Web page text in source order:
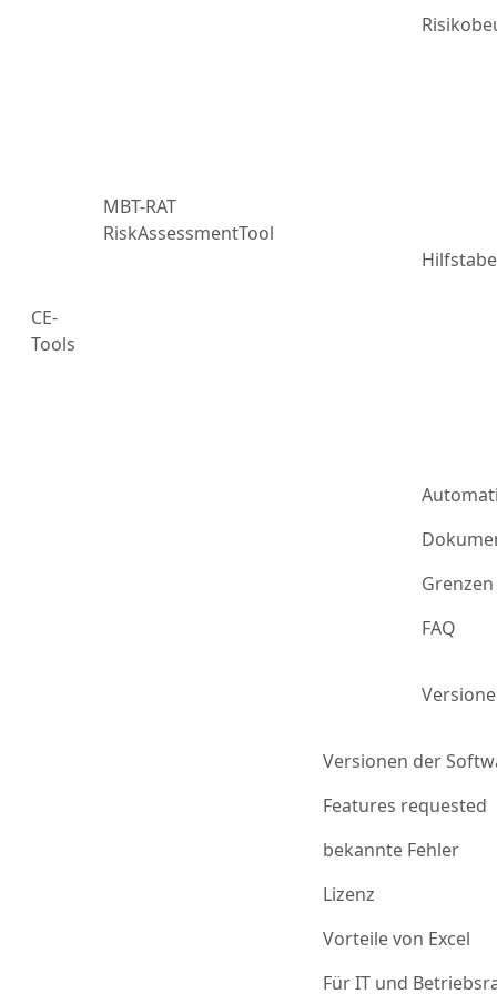
CE-
Tools
MBT-RAT
RiskAssessmentTool
FAQ
Versionen der
Features requested
bekannte Fehler
Lizenz
Vorteile von Excel
Für IT und